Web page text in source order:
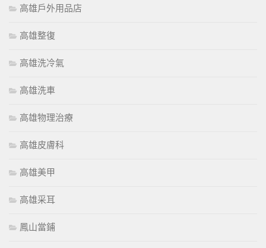
高雄戶外用品店
高雄整復
高雄洗冷氣
高雄洗車
高雄物理治療
高雄皮膚科
高雄美甲
高雄采耳
鳳山當鋪